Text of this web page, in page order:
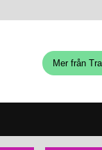
Mer från